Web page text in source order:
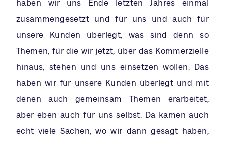
haben wir uns Ende letzten Jahres einmal
zusammengesetzt und für uns und auch für
unsere Kunden überlegt, was sind denn so
Themen, für die wir jetzt, über das Kommerzielle
hinaus, stehen und uns einsetzen wollen. Das
haben wir für unsere Kunden überlegt und mit
denen auch gemeinsam Themen erarbeitet,
aber eben auch für uns selbst. Da kamen auch
echt viele Sachen, wo wir dann gesagt haben,